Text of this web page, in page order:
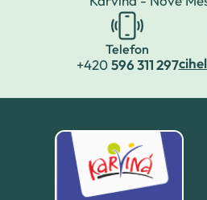
Telefon
+420596 311 297